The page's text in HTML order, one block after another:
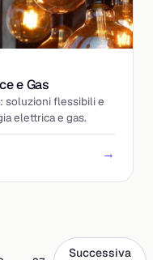
e Gas
soluzioni flessibili e
elettrica e gas.
→
Successiva